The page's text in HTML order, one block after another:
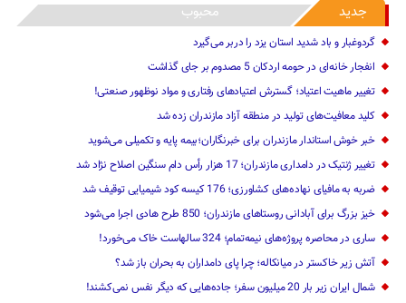
جدید محبوب
گردوغبار و باد شدید استان یزد را دربر می‌گیرد
انفجار خانه‌ای در حومه اردکان 5 مصدوم بر جای گذاشت
تغییر ماهیت ‌اعتیاد؛ گسترش اعتیادهای رفتاری و مواد نوظهور صنعتی!
کلید معافیت‌های تولید در منطقه آزاد مازندران زده شد
خبر خوش استاندار مازندران برای خبرنگاران؛‌بیمه پایه و ‌تکمیلی می‌شوید
تغییر ژنتیک‌ در دامداری مازندران؛ 17 هزار رأس دام سنگین ‌اصلاح نژاد شد
ضربه ‌به مافیای نهاده‌های کشاورزی؛ 176 کیسه کود شیمیایی توقیف شد
خیز بزرگ برای آبادانی روستاهای مازندران؛ 850 طرح هادی ‌اجرا می‌شود
ساری در محاصره پروژه‌های نیمه‌تمام؛ 324 سالهاست خاک می‌خورد!
آتش زیر خاکستر در میانکاله؛ چرا پای دامداران به بحران باز شد؟
شمال ایران زیر بار 20 میلیون سفر؛ جاده‌هایی که دیگر نفس نمی‌کشند!